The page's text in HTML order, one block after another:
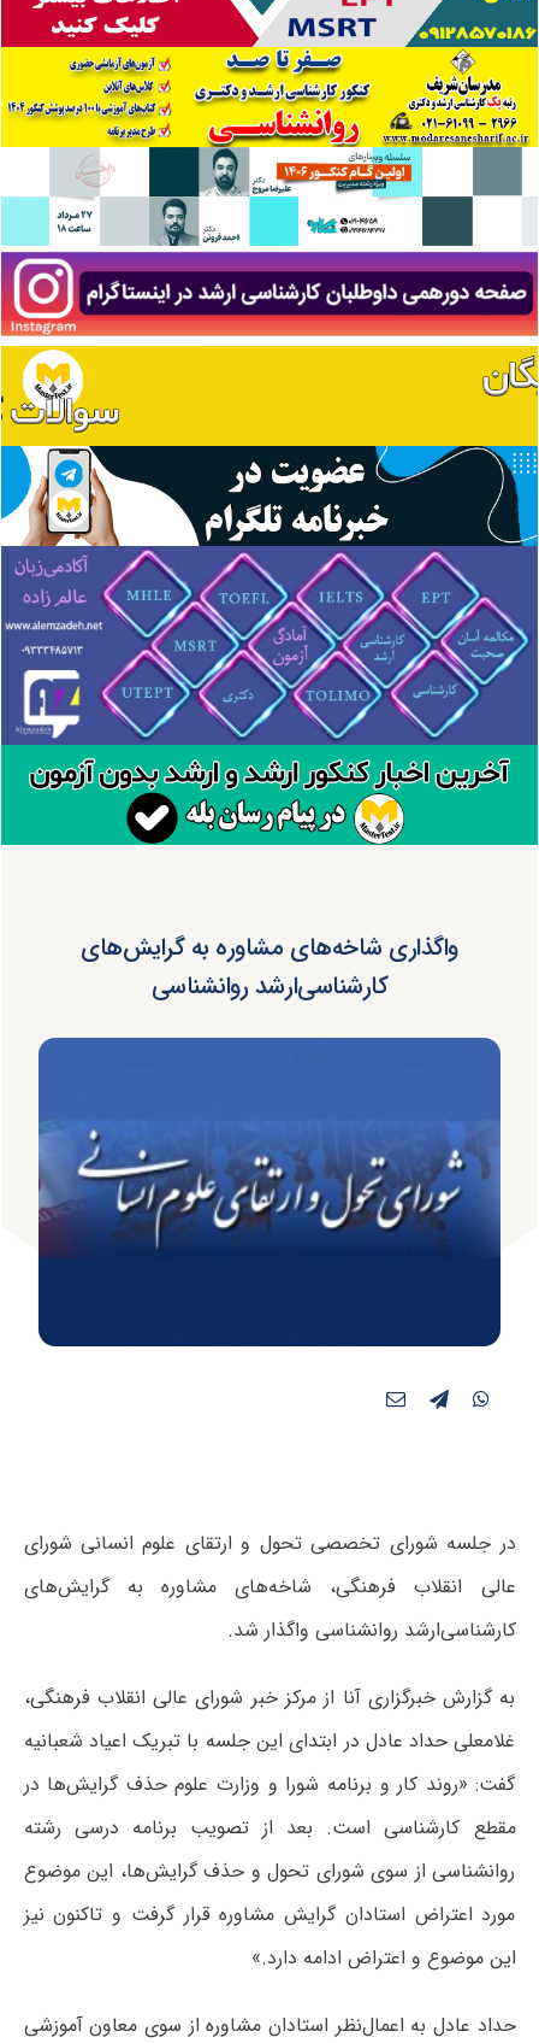
واگذاری شاخه‌های مشاوره به گرایش‌های
کارشناسی‌ارشد روانشناسی
در جلسه شورای تخصصی تحول و ارتقای علوم انسانی شورای
عالی انقلاب فرهنگی، شاخه‌های مشاوره به گرایش‌های
کارشناسی‌ارشد روانشناسی واگذار شد.
به گزارش خبرگزاری آنا از مرکز خبر شورای عالی انقلاب فرهنگی،
غلامعلی حداد عادل در ابتدای این جلسه با تبریک اعیاد شعبانیه
گفت: «روند کار و برنامه شورا و وزارت علوم حذف گرایش‌ها در
مقطع کارشناسی است. بعد از تصویب برنامه درسی رشته
روانشناسی از سوی شورای تحول و حذف گرایش‌ها، این موضوع
مورد اعتراض استادان گرایش مشاوره قرار گرفت و تا‌کنون نیز
این موضوع و اعتراض ادامه دارد.»
حداد عادل به اعمال‌نظر استادان مشاوره از سوی معاون آموزشی